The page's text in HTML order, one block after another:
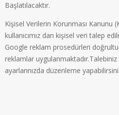
Başlatılacaktır.
Kişisel Verilerin Korunması Kanunu
kullanıcımız dan kişisel veri talep
Google reklam prosedürleri
reklamlar
ayarlarınızda düzenleme